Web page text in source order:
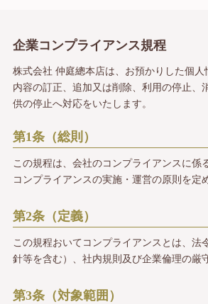
企業コンプライアンス規程
株式会社 仲庭總本店は、お預かりした個人
内容の訂正、追加又は削除、利用の停止、
供の停止へ対応をいたします。
第1条（総則）
この規程は、会社のコンプライアンスに係
コンプライアンスの実施・運営の原則を定
第2条（定義）
この規程おいてコンプライアンスとは、法
針等を含む）、社内規則及び企業倫理の厳
第3条（対象範囲）